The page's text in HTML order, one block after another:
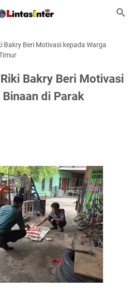
Bakry Beri Motivasi kepada Warga
Bakry Beri Motivasi
di Parak